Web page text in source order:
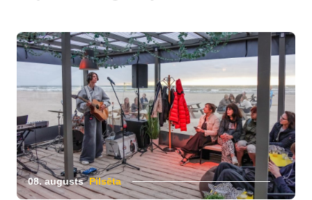
08. augusts Pilsēta